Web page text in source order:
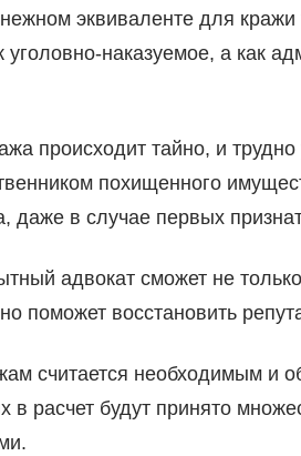
эквиваленте для кражи
наказуемое, а как
происходит тайно, и
похищенного
даже в случае первых
адвокат сможет не
поможет восстановить
считается необходимым и
в расчет будут принято